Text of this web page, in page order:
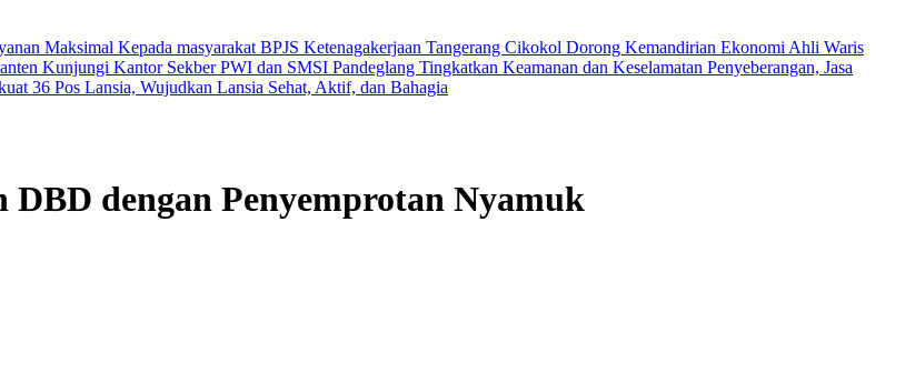
Maksimal Kepada masyarakat BPJS Ketenagakerjaan Tangerang Cikokol Dorong Kemandirian Ekonomi Ahli Waris
Kunjungi Kantor Sekber PWI dan SMSI Pandeglang Tingkatkan Keamanan dan Keselamatan Penyeberangan, Jasa
36 Pos Lansia, Wujudkan Lansia Sehat, Aktif, dan Bahagia
DBD dengan Penyemprotan Nyamuk